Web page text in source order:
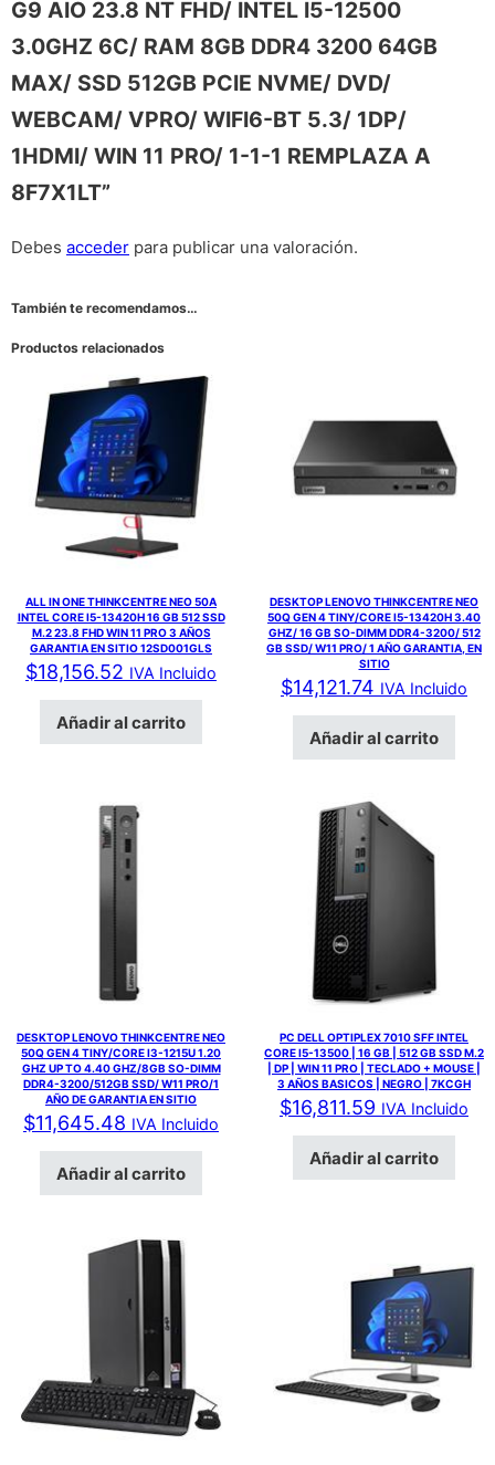
G9 AIO 23.8 NT FHD/ INTEL I5-12500
3.0GHZ 6C/ RAM 8GB DDR4 3200 64GB
MAX/ SSD 512GB PCIE NVME/ DVD/
WEBCAM/ VPRO/ WIFI6-BT 5.3/ 1DP/
1HDMI/ WIN 11 PRO/ 1-1-1 REMPLAZA A
8F7X1LT”
Debes acceder para publicar una valoración.
También te recomendamos…
Productos relacionados
ALL IN ONE THINKCENTRE NEO 50A
INTEL CORE I5-13420H 16 GB 512 SSD
M.2 23.8 FHD WIN 11 PRO 3 AÑOS
GARANTIA EN SITIO 12SD001GLS
$18,156.52 IVA Incluido
Añadir al carrito
DESKTOP LENOVO THINKCENTRE NEO
50Q GEN 4 TINY/CORE I5-13420H 3.40
GHZ/ 16 GB SO-DIMM DDR4-3200/ 512
GB SSD/ W11 PRO/ 1 AÑO GARANTIA, EN
SITIO
$14,121.74 IVA Incluido
Añadir al carrito
DESKTOP LENOVO THINKCENTRE NEO
50Q GEN 4 TINY/CORE I3-1215U 1.20
GHZ UP TO 4.40 GHZ/8GB SO-DIMM
DDR4-3200/512GB SSD/ W11 PRO/1
AÑO DE GARANTIA EN SITIO
$11,645.48 IVA Incluido
Añadir al carrito
PC DELL OPTIPLEX 7010 SFF INTEL
CORE I5-13500 | 16 GB | 512 GB SSD M.2
| DP | WIN 11 PRO | TECLADO + MOUSE |
3 AÑOS BASICOS | NEGRO | 7KCGH
$16,811.59 IVA Incluido
Añadir al carrito